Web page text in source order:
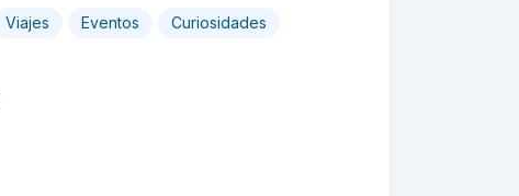
Viajes Eventos Curiosidades